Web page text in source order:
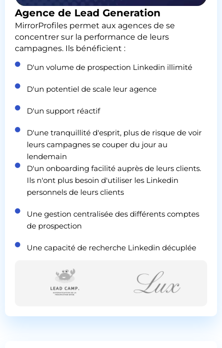
Agence de Lead Generation
MirrorProfiles permet aux agences de se
concentrer sur la performance de leurs
campagnes. Ils bénéficient :
D'un volume de prospection Linkedin illimité
D'un potentiel de scale leur agence
D'un support réactif
D'une tranquillité d'esprit, plus de risque de voir
leurs campagnes se couper du jour au
lendemain
D'un onboarding facilité auprès de leurs clients.
Ils n'ont plus besoin d'utiliser les Linkedin
personnels de leurs clients
Une gestion centralisée des différents comptes
de prospection
Une capacité de recherche Linkedin décuplée